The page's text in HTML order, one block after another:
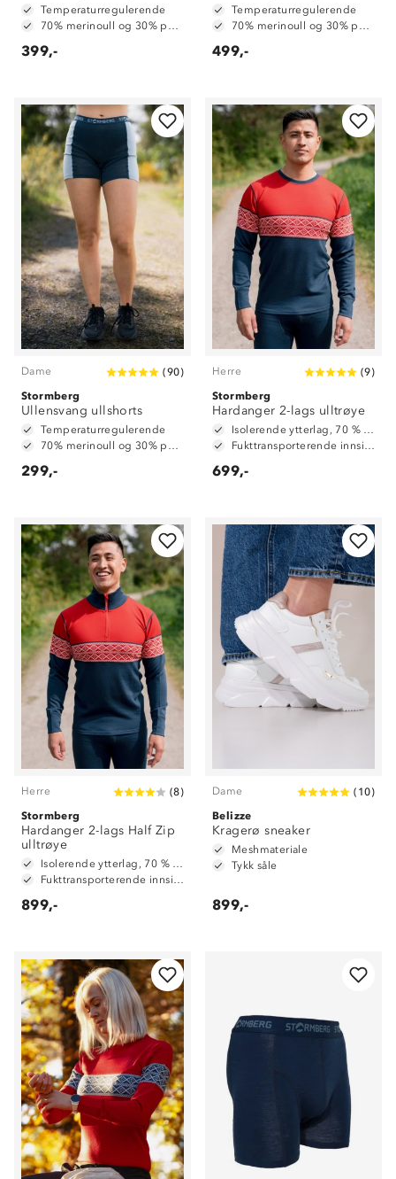
Temperaturregulerende
70% merinoull og 30% polyester
399,-
Temperaturregulerende
70% merinoull og 30% polyester
499,-
Dame (90)
Stormberg
Ullensvang ullshorts
Temperaturregulerende
70% merinoull og 30% polyester
299,-
Herre (9)
Stormberg
Hardanger 2-lags ulltrøye
Isolerende ytterlag, 70 % ull og 30 % polyester
Fukttransporterende innside, 100 % polyester
699,-
Herre (8)
Stormberg
Hardanger 2-lags Half Zip
ulltrøye
Isolerende ytterlag, 70 % ull og 30 % polyester
Fukttransporterende innside, 100 % polyester
899,-
Dame ( 10)
Belizze
Kragerø sneaker
Meshmateriale
Tykk såle
899,-